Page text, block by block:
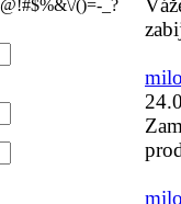
()=-_?